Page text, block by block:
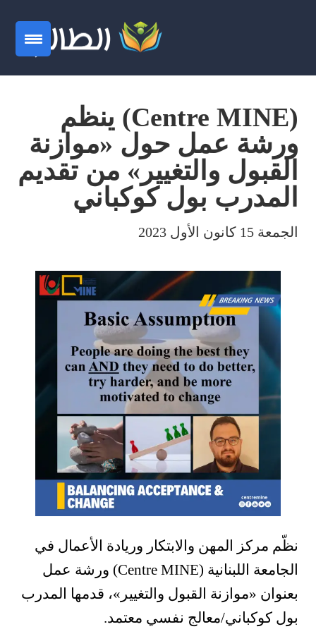
(Centre MINE) ينظم
ورشة عمل حول «موازنة
القبول والتغيير» من تقديم
المدرب بول كوكباني
الجمعة 15 كانون الأول 2023
نظّم مركز المهن والابتكار وريادة الأعمال في
الجامعة اللبنانية (Centre MINE) ورشة عمل
بعنوان «موازنة القبول والتغيير »، قدمها المدرب
بول كوكباني/معالج نفسي معتمد.